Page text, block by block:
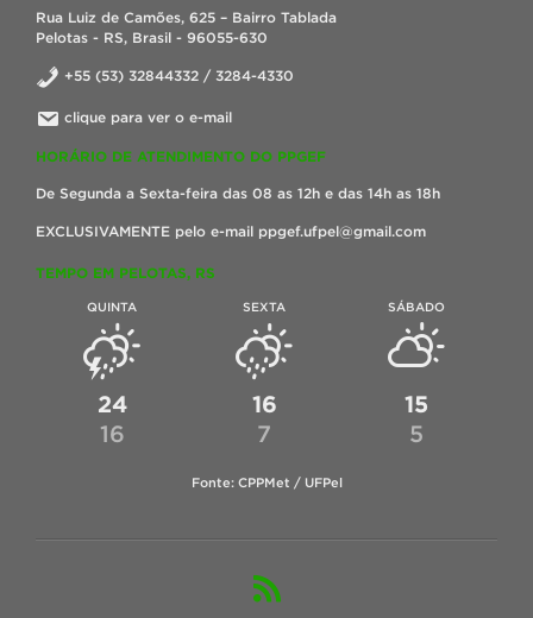
Rua Luiz de Camões, 625 – Bairro Tablada
Pelotas - RS, Brasil - 96055-630
+55 (53) 32844332 / 3284-4330
clique para ver o e-mail
HORÁRIO DE ATENDIMENTO DO PPGEF
De Segunda a Sexta-feira das 08 as 12h e das 14h as 18h
EXCLUSIVAMENTE pelo e-mail ppgef.ufpel@gmail.com
TEMPO EM PELOTAS, RS
QUINTA
24
16
SEXTA
16
7
SÁBADO
15
5
Fonte: CPPMet / UFPel